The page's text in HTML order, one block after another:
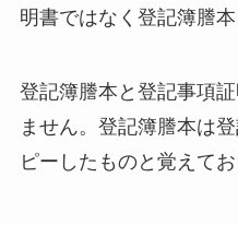
明書ではなく登記簿謄本
登記簿謄本と登記事項
ません。登記簿謄本は
ピーしたものと覚えてお